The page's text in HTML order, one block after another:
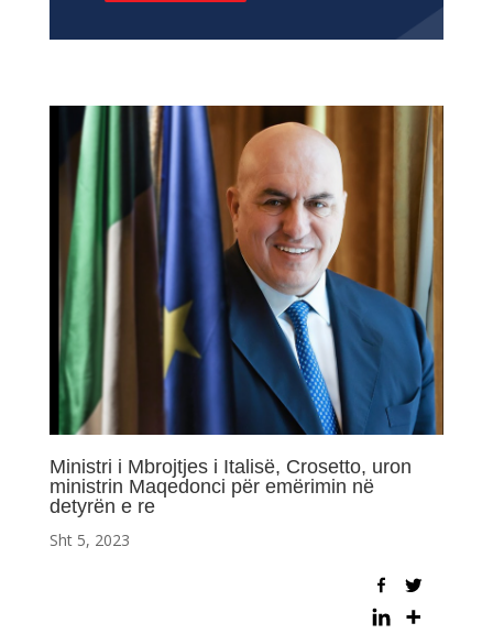
Ministri i Mbrojtjes i Italisë, Crosetto, uron
ministrin Maqedonci për emërimin në
detyrën e re
Sht 5, 2023